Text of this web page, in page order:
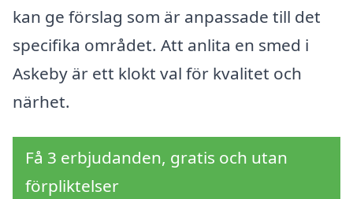
kan ge förslag som är anpassade till det
specifika området. Att anlita en smed i
Askeby är ett klokt val för kvalitet och
närhet.
Få 3 erbjudanden, gratis och utan
förpliktelser